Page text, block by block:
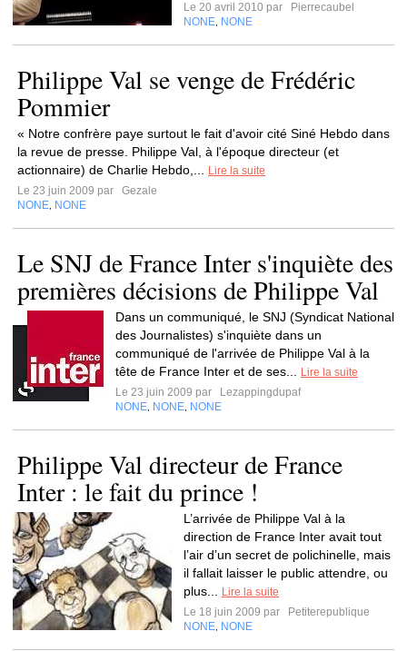
Le 20 avril 2010 par
Pierrecaubel
NONE NONE
Philippe Val se venge de Frédéric
Pommier
« Notre confrère paye surtout le fait d'avoir cité Siné Hebdo dans
la revue de presse. Philippe Val, à l'époque directeur (et
actionnaire) de Charlie Hebdo,...
Lire la suite
Le 23 juin 2009 par
Gezale
NONE NONE
Le SNJ de France Inter s'inquiète des
premières décisions de Philippe Val
Dans un communiqué, le SNJ (Syndicat National
des Journalistes) s'inquiète dans un
communiqué de l'arrivée de Philippe Val à la
tête de France Inter et de ses...
Lire la suite
Le 23 juin 2009 par
Lezappingdupaf
NONE NONE NONE
Philippe Val directeur de France
Inter : le fait du prince !
L’arrivée de Philippe Val à la
direction de France Inter avait tout
l’air d’un secret de polichinelle, mais
il fallait laisser le public attendre, ou
plus...
Lire la suite
Le 18 juin 2009 par
Petiterepublique
NONE NONE